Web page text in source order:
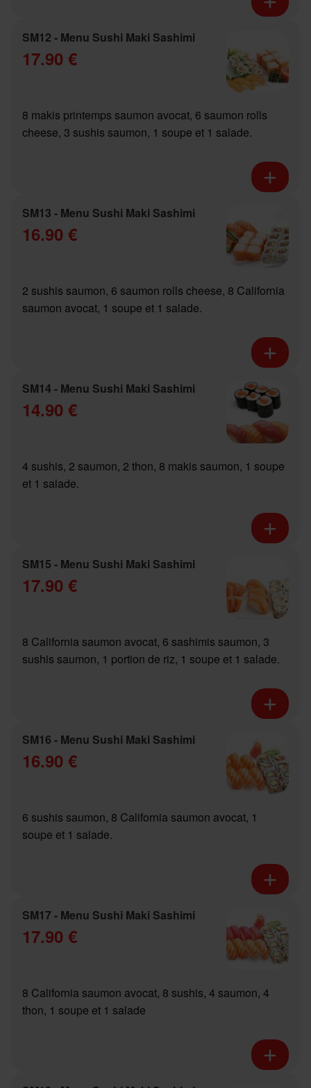
SM12 - Menu Sushi Maki Sashimi
17.90 €
8 makis printemps saumon avocat, 6 saumon rolls
cheese, 3 sushis saumon, 1 soupe et 1 salade.
SM13 - Menu Sushi Maki Sashimi
16.90 €
2 sushis saumon, 6 saumon rolls cheese, 8 California
saumon avocat, 1 soupe et 1 salade.
SM14 - Menu Sushi Maki Sashimi
14.90 €
4 sushis, 2 saumon, 2 thon, 8 makis saumon, 1 soupe
et 1 salade.
SM15 - Menu Sushi Maki Sashimi
17.90 €
8 California saumon avocat, 6 sashimis saumon, 3
sushis saumon, 1 portion de riz, 1 soupe et 1 salade.
SM16 - Menu Sushi Maki Sashimi
16.90 €
6 sushis saumon, 8 California saumon avocat, 1
soupe et 1 salade.
SM17 - Menu Sushi Maki Sashimi
17.90 €
8 California saumon avocat, 8 sushis, 4 saumon, 4
thon, 1 soupe et 1 salade